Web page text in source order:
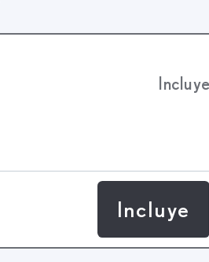
Incluye
Incluye